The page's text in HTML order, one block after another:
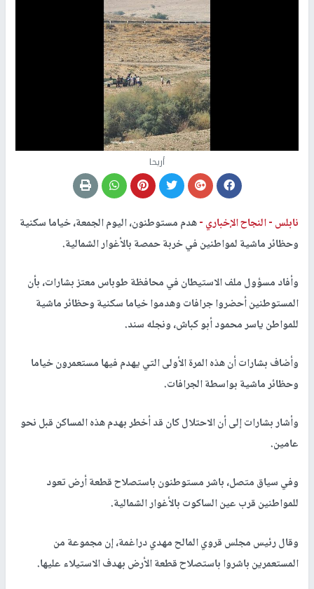
أريحا
نابلس -النجاح الإخباري -هدم مستوطنون، اليوم الجمعة، خياما سكنية
وحظائر ماشية لمواطنين في خربة حمصة بالأغوار الشمالية.
وأفاد مسؤول ملف الاستيطان في محافظة طوباس معتز بشارات، بأن
المستوطنين أحضروا جرافات وهدموا خياما سكنية وحظائر ماشية
للمواطن ياسر محمود أبو كباش، ونجله سند.
وأضاف بشارات أن هذه المرة الأولى التي يهدم فيها مستعمرون خياما
وحظائر ماشية بواسطة الجرافات.
وأشار بشارات إلى أن الاحتلال كان قد أخطر بهدم هذه المساكن قبل نحو
عامين.
وفي سياق متصل، باشر مستوطنون باستصلاح قطعة أرض تعود
للمواطنين قرب عين الساكوت بالأغوار الشمالية.
وقال رئيس مجلس قروي المالح مهدي دراغمة، إن مجموعة من
المستعمرين باشروا باستصلاح قطعة الأرض بهدف الاستيلاء عليها.